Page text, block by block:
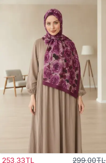
253,33TL 299,00TL